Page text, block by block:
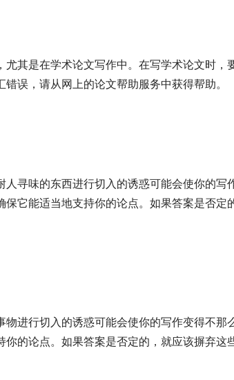
其是在学术论文写作中。在写学术论文时，
误，请从网上的论文帮助服务中获得帮助。
寻味的东西进行切入的诱惑可能会使你的写
它能适当地支持你的论点。如果答案是否定
进行切入的诱惑可能会使你的写作变得不那
的论点。如果答案是否定的，就应该摒弃这